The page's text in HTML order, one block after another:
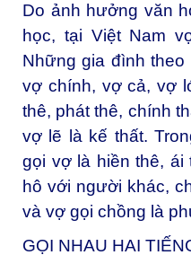
Do ảnh hưởng văn
học, tại Việt Nam
Những gia đình
vợ chính, vợ cả, vợ
thê, phát thê, chính
vợ lẽ là kế thất.
gọi vợ là hiền thê,
hô với người khác,
và vợ gọi chồng là
GỌI NHAU HAI